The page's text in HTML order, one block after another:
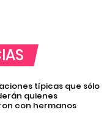
típicas que sólo
quienes
con hermanos